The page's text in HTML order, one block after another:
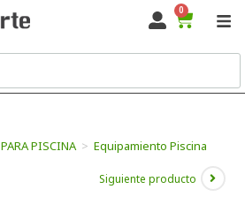
0
PARA PISCINA > Equipamiento Piscina
Siguiente producto